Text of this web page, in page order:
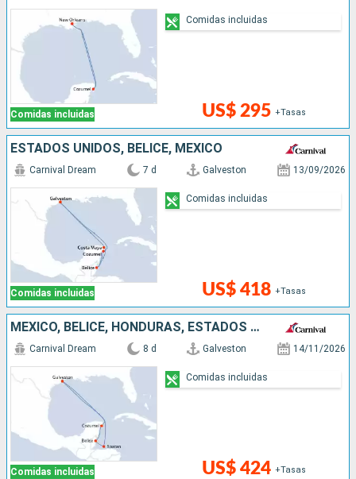
Comidas incluidas US$ 295 +Tasas
Comidas incluidas
ESTADOS UNIDOS, BELICE, MÉXICO
Comidas incluidas
Carnival Dream 7 d Galveston 13/09/2026
US$ 418 +Tasas
Comidas incluidas
MÉXICO, BELICE, HONDURAS, ESTADOS UNIDOS
Comidas incluidas
Carnival Dream 8 d Galveston 14/11/2026
US$ 424 +Tasas
Comidas incluidas